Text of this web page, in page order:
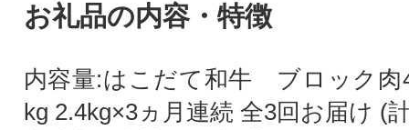
お礼品の内容・特徴
内容量:はこだて和牛 ブロック
kg 2.4kg×3ヵ月連続 全3回お届け (